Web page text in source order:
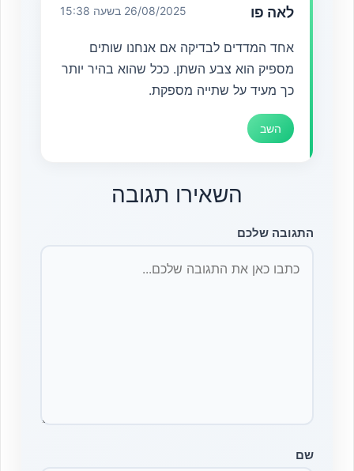
לאה פו 26/08/2025 בשעה 15:38
אחד המדדים לבדיקה אם אנחנו שותים
מספיק הוא צבע השתן. ככל שהוא בהיר יותר
כך מעיד על שתייה מספקת.
השב
השאירו תגובה
התגובה שלכם
שם